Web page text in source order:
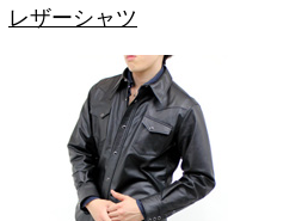
レザーシャツ